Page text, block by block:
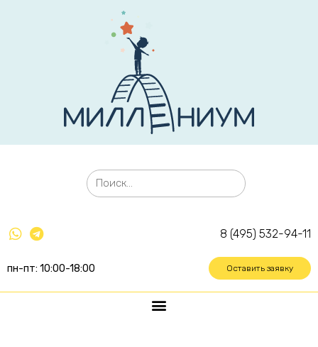
8 (495) 532-94-11
пн-пт: 10:00-18:00 Оставить заявку